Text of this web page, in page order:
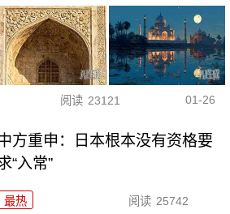
阅读 23121 01-26
方重申：日本根本没有资格要
“入常”
最热 阅读 25742